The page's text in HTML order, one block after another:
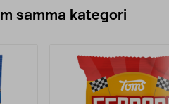
samma kategori